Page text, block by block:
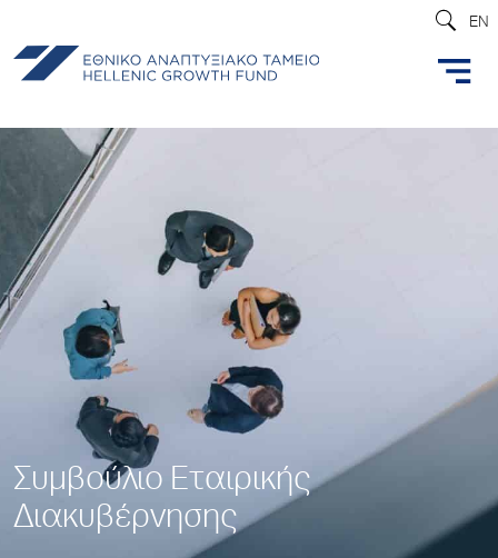
EN
Συμβούλιο Εταιρικής
Διακυβέρνησης